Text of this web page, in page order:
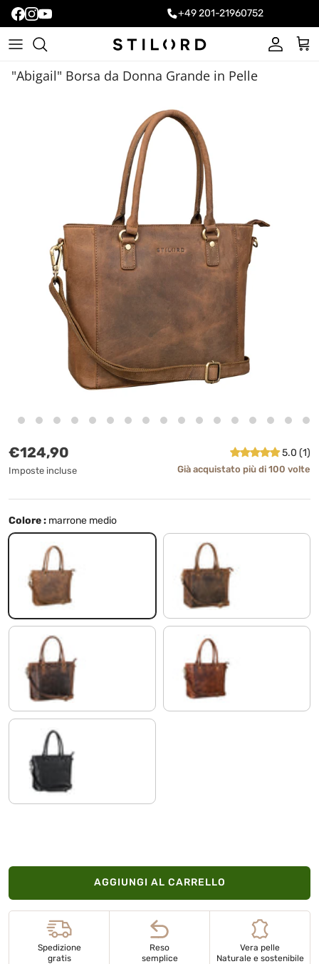
+49 201-21960752
Account
"Abigail" Borsa da Donna Grande in Pelle
Prezzo normale
€124,90
Imposte incluse
5.0 (1)
Già acquistato più di 100 volte
Colore : marrone medio
marrone medio kreta - marrone
soria - marrone kara - cognac
nero
AGGIUNGI AL CARRELLO
Spedizione
gratis
Reso
semplice
Vera pelle
Naturale e sostenibile